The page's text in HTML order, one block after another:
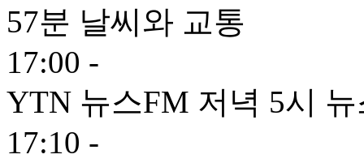
57분 날씨와 교통
17:00 -
YTN 뉴스FM 저녁 5시 뉴
17:10 -